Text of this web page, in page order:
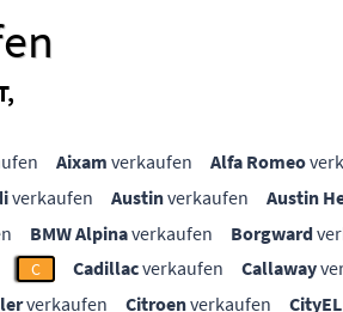
Aixam verkaufen Alfa Romeo
verkaufen Austinverkaufen Austin
BMW Alpinaverkaufen Borgward
C Cadillacverkaufen Callaway
verkaufen Citroenverkaufen CityEL